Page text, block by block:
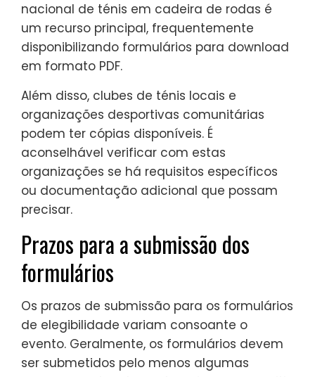
nacional de ténis em cadeira de rodas é
um recurso principal, frequentemente
disponibilizando formulários para download
em formato PDF.
Além disso, clubes de ténis locais e
organizações desportivas comunitárias
podem ter cópias disponíveis. É
aconselhável verificar com estas
organizações se há requisitos específicos
ou documentação adicional que possam
precisar.
Prazos para a submissão dos
formulários
Os prazos de submissão para os formulários
de elegibilidade variam consoante o
evento. Geralmente, os formulários devem
ser submetidos pelo menos algumas